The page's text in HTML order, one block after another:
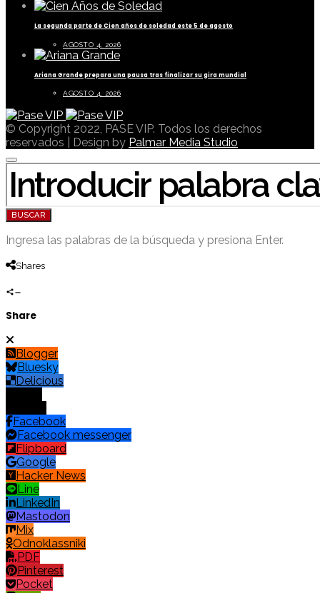
La segunda parte de Cien años de soledad este 5 de agosto
AGOSTO 4, 2026
Ariana Grande prepara una pausa tras finalizar su gira mundial
AGOSTO 4, 2026
© Copyright 2022, PASE VIP. Todos los derechos
reservados | Design by Palmar Media Studio
BUSCAR POR:
BUSCAR
Ingresa las palabras de la búsqueda y presiona Enter.
Shares
Share
Blogger
Bluesky
Delicious
Facebook
Facebook messenger
Flipboard
Google
Hacker News
Line
LinkedIn
Mastodon
Mix
Odnoklassniki
PDF
Pinterest
Pocket